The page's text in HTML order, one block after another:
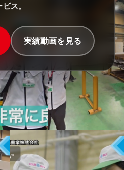
ビス。
実績動画を見る